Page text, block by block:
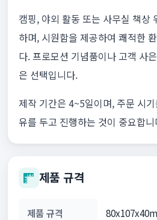
캠핑, 야외 활동 또는 사무실 책상
하며, 시원함을 제공하여 쾌적한
다. 프로모션 기념품이나 고객 사
은 선택입니다.
제작 기간은 4~5일이며, 주문 시
유를 두고 진행하는 것이 중요합니
제품 규격
제품 규격